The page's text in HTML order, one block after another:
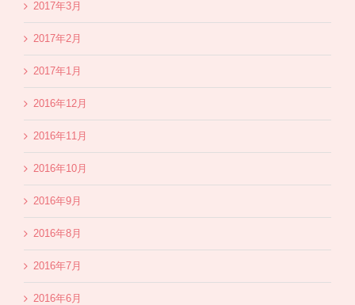
2017年3月
2017年2月
2017年1月
2016年12月
2016年11月
2016年10月
2016年9月
2016年8月
2016年7月
2016年6月